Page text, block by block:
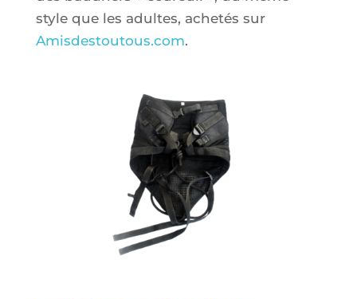
style que les adultes, achetés sur
Amisdestoutous.com.